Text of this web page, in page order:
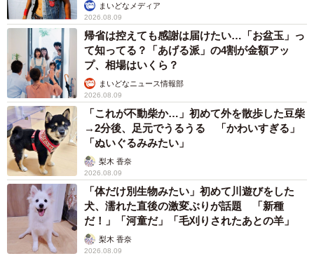
まいどなメディア
2026.08.09
帰省は控えても感謝は届けたい…「お盆玉」っ
て知ってる？「あげる派」の4割が金額アッ
プ、相場はいくら？
まいどなニュース情報部
2026.08.09
「これが不動柴か…」初めて外を散歩した豆柴
→2分後、足元でうるうる 「かわいすぎる」
「ぬいぐるみみたい」
梨木 香奈
2026.08.09
「体だけ別生物みたい」初めて川遊びをした
犬、濡れた直後の激変ぶりが話題 「新種
だ！」「河童だ」「毛刈りされたあとの羊」
梨木 香奈
2026.08.09